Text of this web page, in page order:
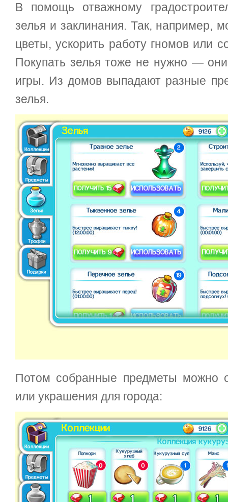
В помощь отважному
зелья и заклинания. Так, например,
цветы, ускорить работу гномов или
Покупать зелья тоже не нужно —
игры. Из домов выпадают разные
зелья.
Потом собранные предметы можно
или украшения для города: